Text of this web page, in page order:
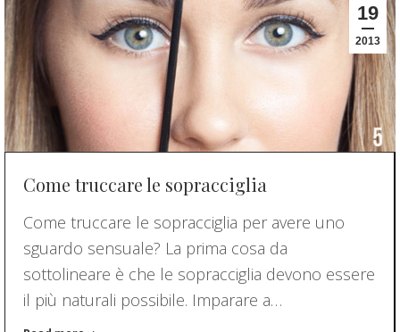
19
2013
Come truccare le sopracciglia
Come truccare le sopracciglia per avere uno
sguardo sensuale? La prima cosa da
sottolineare è che le sopracciglia devono essere
il più naturali possibile. Imparare a…